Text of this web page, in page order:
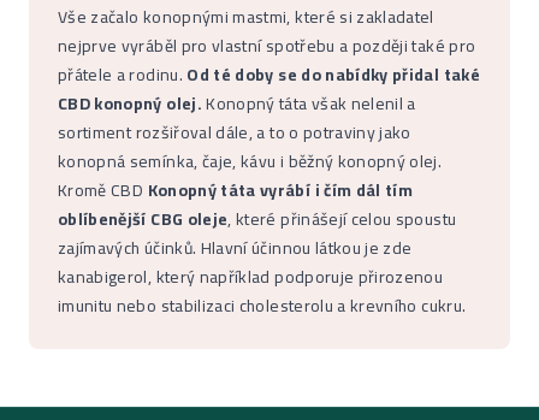
Vše začalo konopnými mastmi, které si zakladatel
nejprve vyráběl pro vlastní spotřebu a později také pro
přátele a rodinu.Od té doby se do nabídky přidal také
CBD konopný olej.Konopný táta však nelenil a
sortiment rozšiřoval dále, a to o potraviny jako
konopná semínka, čaje, kávu i běžný konopný olej.
Kromě CBD Konopný táta vyrábí i čím dál tím
oblíbenější CBG oleje, které přinášejí celou spoustu
zajímavých účinků. Hlavní účinnou látkou je zde
kanabigerol, který například podporuje přirozenou
imunitu nebo stabilizaci cholesterolu a krevního cukru.